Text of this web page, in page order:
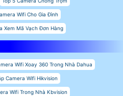
Wifi Cho Gia Đình
Xem Mã Vạch Đơn Hàng
Wifi Xoay 360 Trong Nhà Dahua
Camera Wifi Hikvision
Wifi Trong Nhà Kbvision